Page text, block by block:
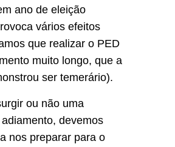
ano de eleição
vários efeitos
que realizar o PED
muito longo, que a
ser temerário).
ou não uma
devemos
nos preparar para o